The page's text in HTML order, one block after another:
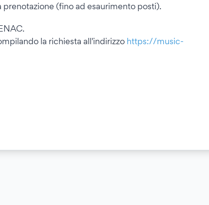
(fino ad esaurimento posti).
la richiesta all'indirizzo https://music-